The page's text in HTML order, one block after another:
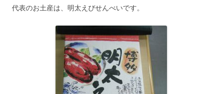
代表のお土産は、明太えびせんべいです。